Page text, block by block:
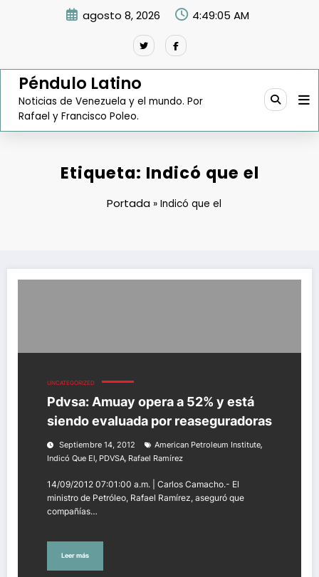
agosto 8, 2026 4:49:06 AM
Péndulo Latino
Noticias de Venezuela y el mundo. Por
Rafael y Francisco Poleo.
Etiqueta: Indicó que el
Portada »Indicó que el
UNCATEGORIZED
Pdvsa: Amuay opera a 52% y está
siendo evaluada por reaseguradoras
Septiembre 14, 2012 American Petroleum Institute,
Indicó Que El, PDVSA, Rafael Ramírez
14/09/2012 07:01:00 a.m. | Carlos Camacho.- El
ministro de Petróleo, Rafael Ramírez, aseguró que
compañías…
Leer más